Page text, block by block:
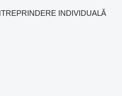
INDIVIDUALĂ